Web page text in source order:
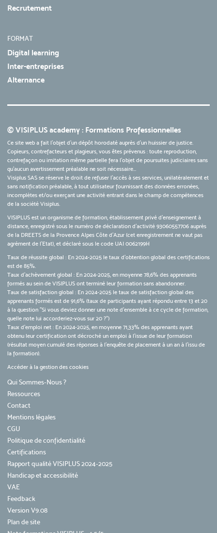
Recrutement
FORMAT
Digital learning
Inter-entreprises
Alternance
© VISIPLUS academy : Formations Professionnelles
Ce site web a fait l'objet d'un dépôt horodaté auprès d'un huissier de justice.
Copieurs, contrefacteurs et plagieurs, vous êtes prévenus : toute reproduction,
contrefaçon ou imitation même partielle fera l'objet de poursuites judiciaires sans
qu’aucun avertissement préalable ne soit nécessaire...
Visiplus SAS se réserve le droit de refuser l'accès à ses services, unilatéralement et
sans notification préalable, à tout utilisateur fournissant des données erronées,
incomplètes et/ou exerçant une activité entrant dans le champ de compétences
de la société Visiplus.
VISIPLUS est un organisme de formation, établissement privé d’enseignement à
distance, enregistré sous le numéro de déclaration d’activité 93060557706 auprès
de la DREETS de la Provence Alpes Côte d’Azur (cet enregistrement ne vaut pas
agrément de l’Etat), et déclaré sous le code UAI 0062199H
Taux de réussite global : En 2024-2025 le taux d'obtention global des certifications
est de 85%.
Taux d’achèvement global : En 2024-2025, en moyenne 78,6% des apprenants
formés au sein de VISIPLUS ont terminé leur formation sans abandonner.
Taux de satisfaction global : En 2024-2025 le taux de satisfaction global des
apprenants formés est de 91,6% (taux de participants ayant répondu entre 13 et 20
à la question "Si vous deviez donner une note d’ensemble à ce cycle de formation,
quelle note lui accorderiez-vous sur 20 ?")
Taux d’emploi net : En 2024-2025, en moyenne 71,33% des apprenants ayant
obtenu leur certification ont décroché un emploi à l'issue de leur formation
(résultat moyen cumulé des réponses à l'enquête de placement à un an à l'issu de
la formation).
Accéder à la gestion des cookies
Qui Sommes-Nous ?
Ressources
Contact
Mentions légales
CGU
Politique de confidentialité
Certifications
Rapport qualité VISIPLUS 2024-2025
Handicap et accessibilité
VAE
Feedback
Version V9.08
Plan de site